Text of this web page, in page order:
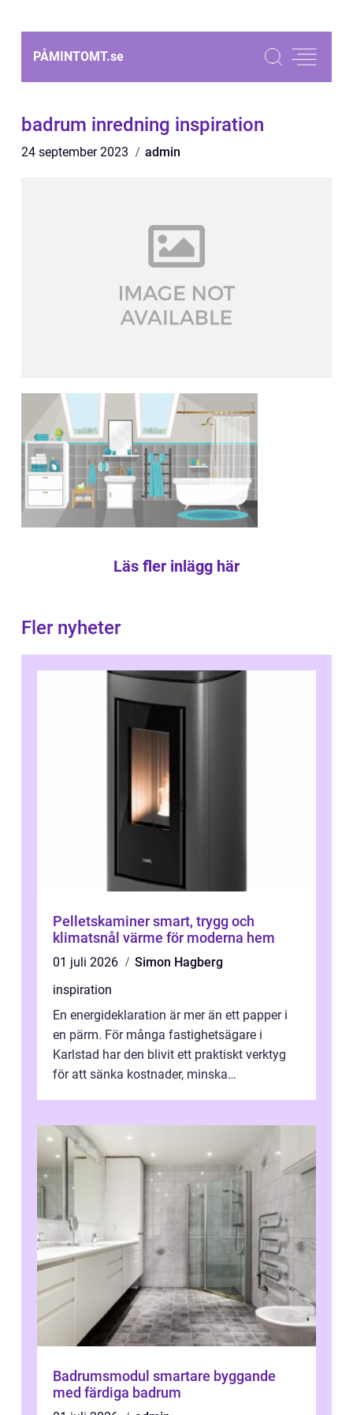
PÅMINTOMT.se
badrum inredning inspiration
24 september 2023 admin
Läs fler inlägg här
Fler nyheter
Pelletskaminer smart, trygg och
klimatsnål värme för moderna hem
01 juli 2026
Simon Hagberg
inspiration
En energideklaration är mer än ett papper i
en pärm. För många fastighetsägare i
Karlstad har den blivit ett praktiskt verktyg
för att sänka kostnader, minska
Badrumsmodul smartare byggande
med färdiga badrum